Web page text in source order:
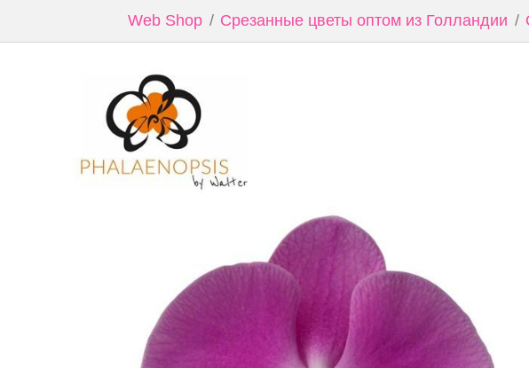
Web Shop Срезанные цветы оптом из Голландии